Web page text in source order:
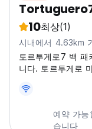
10최상(1)
시내에서 4.63km
토르투게로7 백 패
니다. 토르투게로
것을 제공합니다.
을 취할 수 있는
리브해의 마법을
예약 가능
습니다